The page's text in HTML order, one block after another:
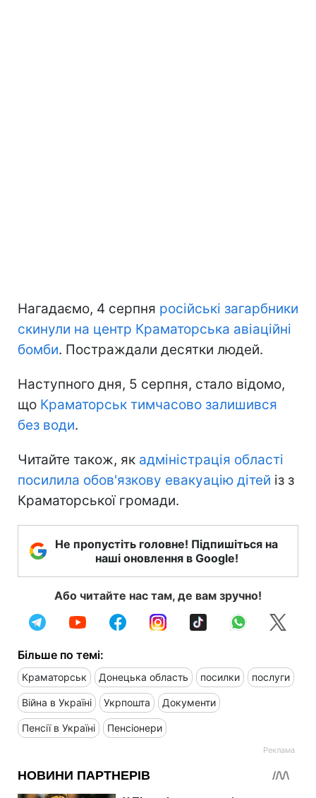
Нагадаємо, 4 серпня російські загарбники
скинули на центр Краматорська авіаційні
бомби. Постраждали десятки людей.
Наступного дня, 5 серпня, стало відомо,
що Краматорськ тимчасово залишився
без води.
Читайте також, як адміністрація області
посилила обов'язкову евакуацію дітей із з
Краматорської громади.
Не пропустіть головне! Підпишіться на
наші оновлення в Google!
Або читайте нас там, де вам зручно!
Більше по темі:
Краматорськ Донецька область посилки послуги
Війна в Україні Укрпошта Документи
Пенсії в Україні Пенсіонери